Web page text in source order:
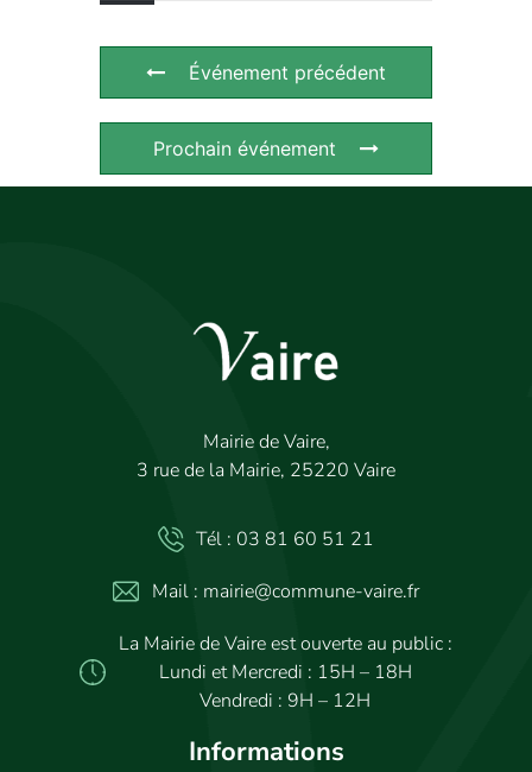
Événement précédent
Prochain événement
Mairie de Vaire,
3 rue de la Mairie, 25220 Vaire
Tél : 03 81 60 51 21
Mail : mairie@commune-vaire.fr
La Mairie de Vaire est ouverte au public :
Lundi et Mercredi : 15H – 18H
Vendredi : 9H – 12H
Informations